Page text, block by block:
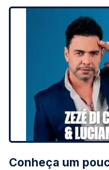
Conheça um